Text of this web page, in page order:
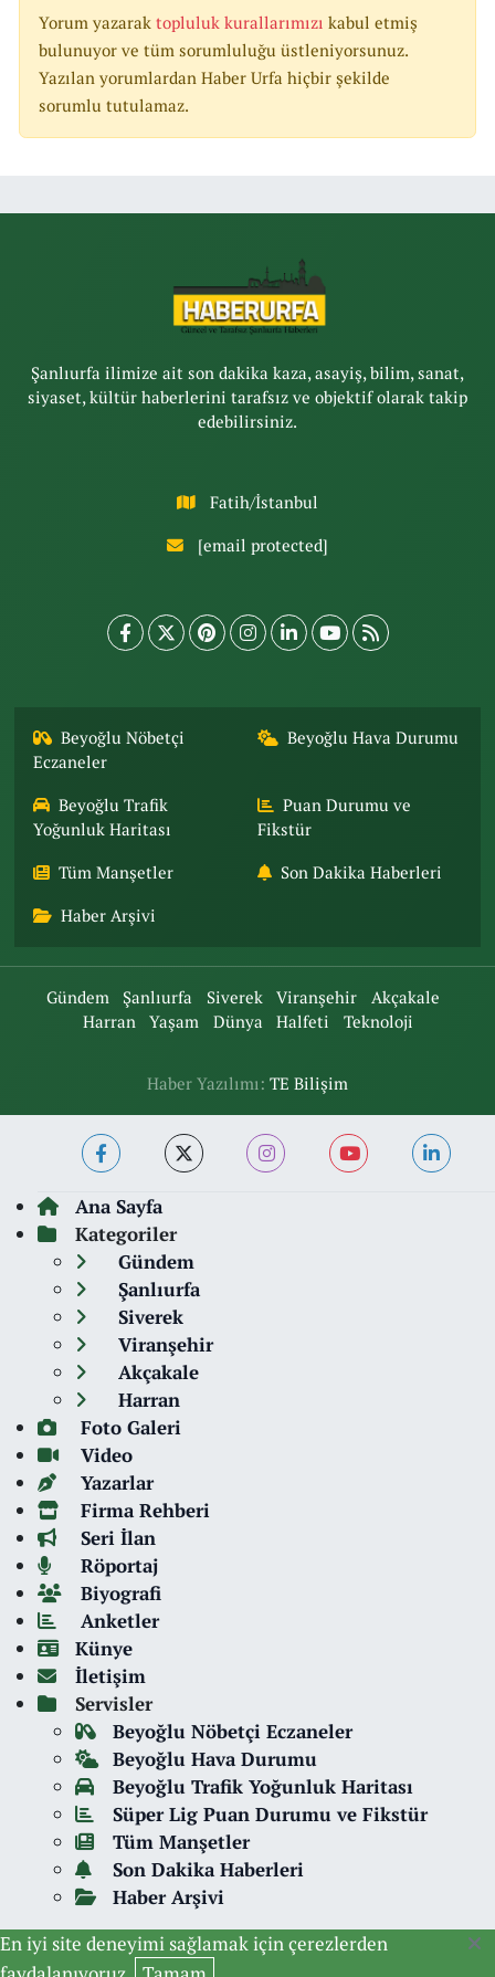
Yorum yazarak topluluk kurallarımızı kabul etmiş
bulunuyor ve tüm sorumluluğu üstleniyorsunuz.
Yazılan yorumlardan Haber Urfa hiçbir şekilde
sorumlu tutulamaz.
Şanlıurfa ilimize ait son dakika kaza, asayiş, bilim, sanat,
siyaset, kültür haberlerini tarafsız ve objektif olarak takip
edebilirsiniz.
Fatih/İstanbul
[email protected]
Beyoğlu Nöbetçi
Eczaneler
Beyoğlu Hava Durumu
Beyoğlu Trafik
Yoğunluk Haritası
Puan Durumu ve
Fikstür
Tüm Manşetler Son Dakika Haberleri
Haber Arşivi
Gündem Şanlıurfa Siverek Viranşehir
Akçakale
Harran
Yaşam Dünya Halfeti Teknoloji
Haber Yazılımı: TE Bilişim
Ana Sayfa
Kategoriler
Gündem
Şanlıurfa
Siverek
Viranşehir
Akçakale
Harran
Foto Galeri
Video
Yazarlar
Firma Rehberi
Seri İlan
Röportaj
Biyografi
Anketler
Künye
İletişim
Servisler
Beyoğlu Nöbetçi Eczaneler
Beyoğlu Hava Durumu
Beyoğlu Trafik Yoğunluk Haritası
Süper Lig Puan Durumu ve Fikstür
Tüm Manşetler
Son Dakika Haberleri
Haber Arşivi
En iyi site deneyimi sağlamak için çerezlerden